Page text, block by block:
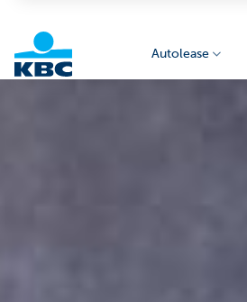
Autolease